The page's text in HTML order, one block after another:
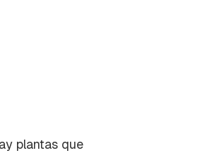
plantas que